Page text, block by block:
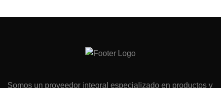
Somos un proveedor integral especializado en productos y